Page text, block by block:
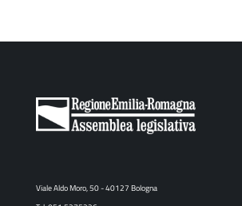
Viale Aldo Moro, 50 - 40127 Bologna